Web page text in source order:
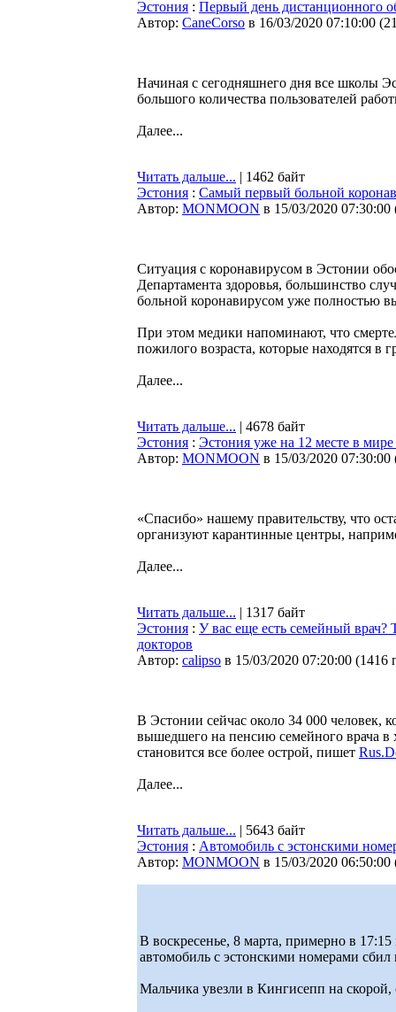
Эстония : Первый день дистанционного
Автор: CaneCorso в 16/03/2020 07:10:00 (
Начиная с сегодняшнего дня все школы
большого количества пользователей
Далее...
Читать дальше... | 1462 байт
Эстония : Самый первый больной
Автор: MONMOON в 15/03/2020 07:30:00
Ситуация с коронавирусом в Эстонии
Департамента здоровья, большинство
больной коронавирусом уже полностью
При этом медики напоминают, что
пожилого возраста, которые находятся в
Далее...
Читать дальше... | 4678 байт
Эстония : Эстония уже на 12 месте в
Автор: MONMOON в 15/03/2020 07:30:00
«Спасибо» нашему правительству, что
организуют карантинные центры,
Далее...
Читать дальше... | 1317 байт
Эстония : У вас еще есть семейный
докторов
Автор: calipso в 15/03/2020 07:20:00 (1416
В Эстонии сейчас около 34 000 человек,
вышедшего на пенсию семейного врача в
становится все более острой, пишет
Далее...
Читать дальше... | 5643 байт
Эстония : Автомобиль с эстонскими
Автор: MONMOON в 15/03/2020 06:50:00
В воскресенье, 8 марта, примерно в
автомобиль с эстонскими номерами сбил
Мальчика увезли в Кингисепп на